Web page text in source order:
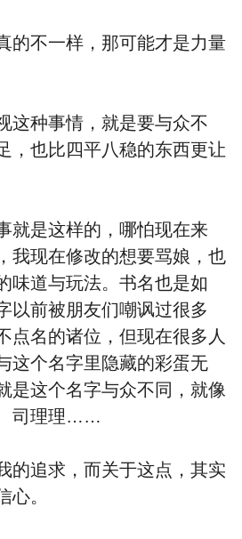
不一样，那可能才是力量
种事情，就是要与众不
，也比四平八稳的东西更让
是这样的，哪怕现在来
我现在修改的想要骂娘，也
味道与玩法。书名也是如
以前被朋友们嘲讽过很多
点名的诸位，但现在很多人
个名字里隐藏的彩蛋无
是这个名字与众不同，就像
司理理……
追求，而关于这点，其实
心。